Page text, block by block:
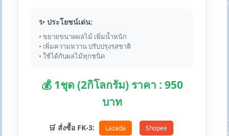
✨ ประโยชน์เด่น:
• ขยายขนาดผลไม้ เพิ่มน้ำหนัก
• เพิ่มความหวาน ปรับปรุงรสชาติ
• ใช้ได้กับผลไม้ทุกชนิด
💰 1ชุด (2กิโลกรัม) ราคา : 950
บาท
🛒 สั่งซื้อ FK-3: Lazada Shopee